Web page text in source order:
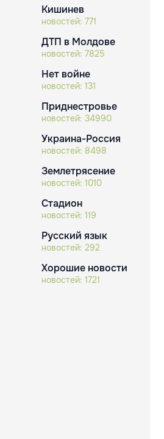
Кишинев
новостей: 771
ДТП в Молдове
новостей: 7825
Нет войне
новостей: 131
Приднестровье
новостей: 34990
Украина-Россия
новостей: 8498
Землетрясение
новостей: 1010
Стадион
новостей: 119
Русский язык
новостей: 292
Хорошие новости
новостей: 1721